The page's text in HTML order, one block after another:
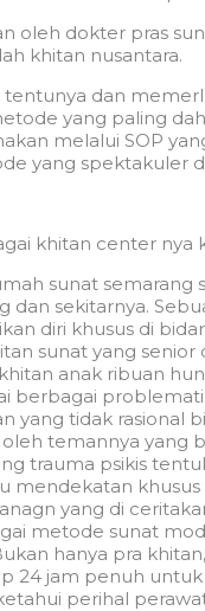
oleh dokter pras
khitan nusantara.
tentunya dan
yang paling
melalui SOP
yang spektakuler
khitan center nya
sunat
dan sekitarnya.
diri khusus di
sunat yang
anak ribuan
berbagai
yang tidak rasional
oleh temannya
trauma psikis
mendekatan
yang di
metode sunat
hanya pra
24 jam penuh
perihal